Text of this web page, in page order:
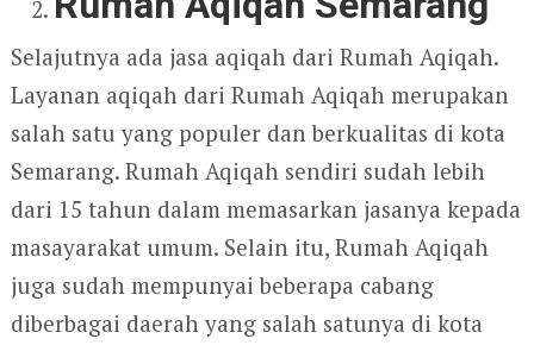
Selajutnya ada jasa aqiqah dari Rumah Aqiqah.
Layanan aqiqah dari Rumah Aqiqah merupakan
salah satu yang populer dan berkualitas di kota
Semarang. Rumah Aqiqah sendiri sudah lebih
dari 15 tahun dalam memasarkan jasanya kepada
masayarakat umum. Selain itu, Rumah Aqiqah
juga sudah mempunyai beberapa cabang
diberbagai daerah yang salah satunya di kota